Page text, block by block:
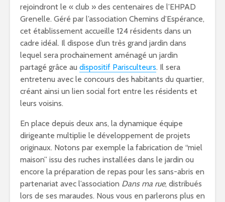
rejoindront le « club » des centenaires de l’EHPAD
Grenelle. Géré par l’association Chemins d’Espérance,
cet établissement accueille 124 résidents dans un
cadre idéal. Il dispose d’un très grand jardin dans
lequel sera prochainement aménagé un jardin
partagé grâce au dispositif Parisculteurs. Il sera
entretenu avec le concours des habitants du quartier,
créant ainsi un lien social fort entre les résidents et
leurs voisins.
En place depuis deux ans, la dynamique équipe
dirigeante multiplie le développement de projets
originaux. Notons par exemple la fabrication de “miel
maison” issu des ruches installées dans le jardin ou
encore la préparation de repas pour les sans-abris en
partenariat avec l’association Dans ma rue, distribués
lors de ses maraudes. Nous vous en parlerons plus en